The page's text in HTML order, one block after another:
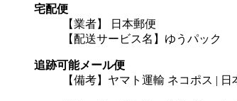
宅配便
【業者】 日本郵便
【配送サービス名】ゆうパック
追跡可能メール便
【備考】ヤマト運輸 ネコポス |